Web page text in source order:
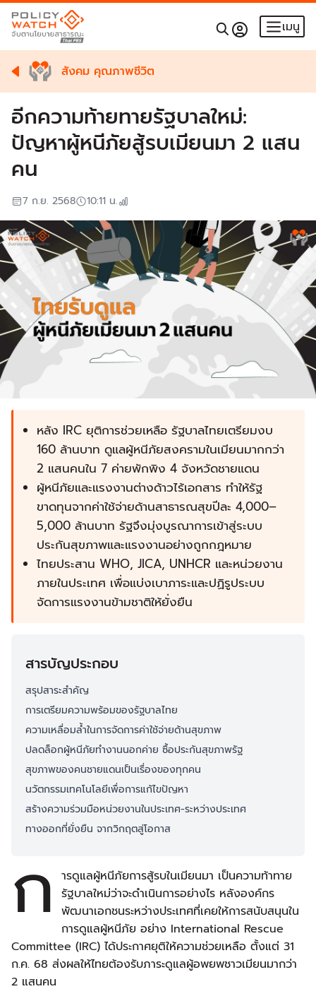
เมนู
สังคม คุณภาพชีวิต
อีกความท้ายทายรัฐบาลใหม่:
ปัญหาผู้หนีภัยสู้รบเมียนมา 2 แสน
คน
7 ก.ย. 2568 10:11 น.
หลัง IRC ยุติการช่วยเหลือ รัฐบาลไทยเตรียมงบ
160 ล้านบาท ดูแลผู้หนีภัยสงครามในเมียนมากกว่า
2 แสนคนใน 7 ค่ายพักพิง 4 จังหวัดชายแดน
ผู้หนีภัยและแรงงานต่างด้าวไร้เอกสาร ทำให้รัฐ
ขาดทุนจากค่าใช้จ่ายด้านสาธารณสุขปีละ 4,000–
5,000 ล้านบาท รัฐจึงมุ่งบูรณาการเข้าสู่ระบบ
ประกันสุขภาพและแรงงานอย่างถูกกฎหมาย
ไทยประสาน WHO, JICA, UNHCR และหน่วยงาน
ภายในประเทศ เพื่อแบ่งเบาภาระและปฏิรูประบบ
จัดการแรงงานข้ามชาติให้ยั่งยืน
สารบัญประกอบ
สรุปสาระสำคัญ
การเตรียมความพร้อมของรัฐบาลไทย
ความเหลื่อมล้ำในการจัดการค่าใช้จ่ายด้านสุขภาพ
ปลดล็อกผู้หนีภัยทำงานนอกค่าย ซื้อประกันสุขภาพรัฐ
สุขภาพของคนชายแดนเป็นเรื่องของทุกคน
นวัตกรรมเทคโนโลยีเพื่อการแก้ไขปัญหา
สร้างความร่วมมือหน่วยงานในประเทศ-ระหว่างประเทศ
ทางออกที่ยั่งยืน จากวิกฤตสู่โอกาส
ก
ารดูแลผู้หนีภัยการสู้รบในเมียนมา เป็นความท้าทาย
รัฐบาลใหม่ว่าจะดำเนินการอย่างไร หลังองค์กร
พัฒนาเอกชนระหว่างประเทศที่เคยให้การสนับสนุนใน
การดูแลผู้หนีภัย อย่าง International Rescue
Committee (IRC) ได้ประกาศยุติให้ความช่วยเหลือ ตั้งแต่ 31
ก.ค. 68 ส่งผลให้ไทยต้องรับภาระดูแลผู้อพยพชาวเมียนมากว่า
2 แสนคน